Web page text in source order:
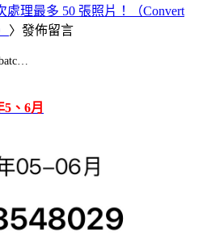
處理最多 50 張照片！（Convert
〉發佈留言
、6月